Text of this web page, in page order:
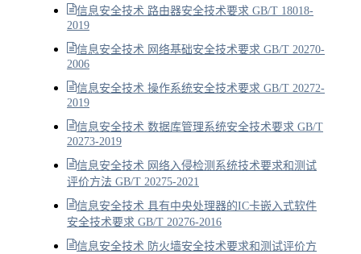
信息安全技术 路由器安全技术要求 GB/T 18018-
2019
信息安全技术 网络基础安全技术要求 GB/T 20270-
2006
信息安全技术 操作系统安全技术要求 GB/T 20272-
2019
信息安全技术 数据库管理系统安全技术要求 GB/T
20273-2019
信息安全技术 网络入侵检测系统技术要求和测试
评价方法 GB/T 20275-2021
信息安全技术 具有中央处理器的IC卡嵌入式软件
安全技术要求 GB/T 20276-2016
信息安全技术 防火墙安全技术要求和测试评价方